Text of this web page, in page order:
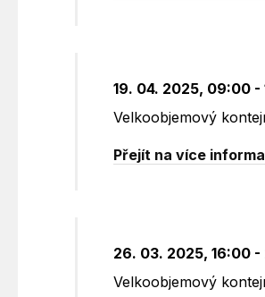
19. 04. 2025, 09:00 -
Velkoobjemový
Přejít na více
26. 03. 2025, 16:00
Velkoobjemový